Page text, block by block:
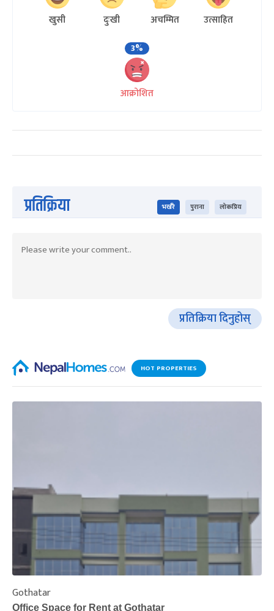
खुसी दुःखी अचम्मित
उत्साहित
3%
आक्रोशित
प्रतिक्रिया भर्खरै पुराना लोकप्रिय
प्रतिक्रिया दिनुहोस्
HOT PROPERTIES
Gothatar
Office Space for Rent at Gothatar